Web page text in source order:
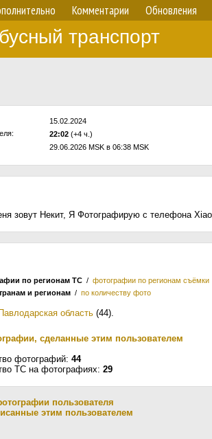
Комментарии Обновления
транспорт
15.02.2024
22:02 (+4 ч.)
29.06.2026 MSK в 06:38 MSK
зовут Некит, Я Фотографирую с телефона
по регионам ТС / фотографии по регионам съёмки
и регионам / по количеству фото
Павлодарская область (44).
сделанные этим пользователем
фотографий: 44
ТС на фотографиях: 29
пользователя
этим пользователем